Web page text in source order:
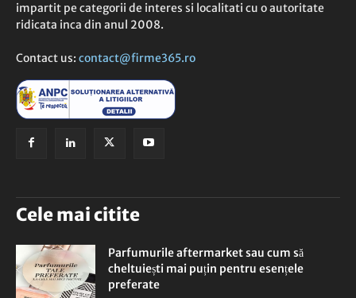
impartit pe categorii de interes si localitati cu o autoritate
ridicata inca din anul 2008.
Contact us: contact@firme365.ro
Cele mai citite
Parfumurile aftermarket sau cum să
cheltuiești mai puțin pentru esențele
preferate